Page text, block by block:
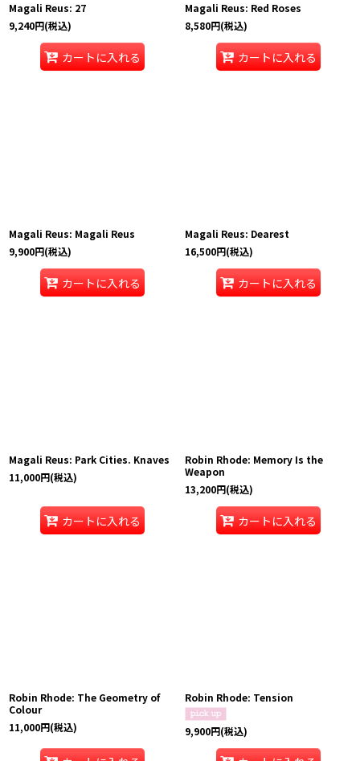
Magali Reus: 27
9,240円(税込)
カートに入れる
Magali Reus: Red Roses
8,580円(税込)
カートに入れる
Magali Reus: Magali Reus
9,900円(税込)
カートに入れる
Magali Reus: Dearest
16,500円(税込)
カートに入れる
Magali Reus: Park Cities. Knaves
11,000円(税込)
カートに入れる
Robin Rhode: Memory Is the
Weapon
13,200円(税込)
カートに入れる
Robin Rhode: The Geometry of
Colour
11,000円(税込)
Robin Rhode: Tension
9,900円(税込)